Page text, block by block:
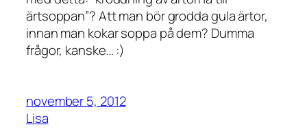
ärtsoppan”? Att man bör grodda gula ärtor,
innan man kokar soppa på dem? Dumma
frågor, kanske… :)
november 5, 2012
Lisa